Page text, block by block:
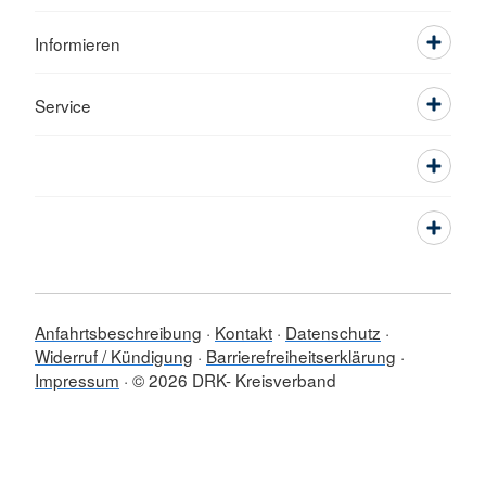
Informieren
Service
Anfahrtsbeschreibung Kontakt Datenschutz
Widerruf / Kündigung
Barrierefreiheitserklärung
Impressum © 2026 DRK- Kreisverband